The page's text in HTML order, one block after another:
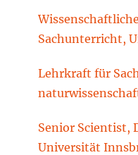
Sachunterricht,
Lehrkraft für
Technische
Senior Scientist,
Universität